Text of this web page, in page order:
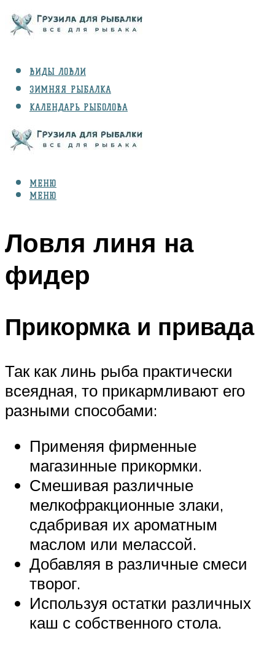
ВИДЫ ЛОВЛИ
ЗИМНЯЯ РЫБАЛКА
КАЛЕНДАРЬ РЫБОЛОВА
СНАРЯЖЕНИЕ
МЕНЮ
МЕНЮ
Ловля линя на
фидер
Прикормка и привада
Так как линь рыба практически
всеядная, то прикармливают его
разными способами:
Применяя фирменные
магазинные прикормки.
Смешивая различные
мелкофракционные злаки,
сдабривая их ароматным
маслом или мелассой.
Добавляя в различные смеси
творог.
Используя остатки различных
каш с собственного стола.